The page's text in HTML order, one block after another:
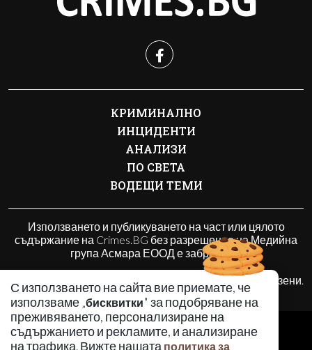
С използването на сайта вие приемате, че
използваме „бисквитки" за подобряване на
преживяването, персонализиране на
съдържанието и рекламите, и анализиране
на трафика. Вижте нашата политика за
КРИМИНАЛНО
ИНЦИДЕНТИ
АНАЛИЗИ
ПО СВЕТА
ВОДЕЩИ ТЕМИ
Използването и публикуването на част или цялото
съдържание на Crimes.BG без разрешение на Медийна
група Асмара ЕООД е забранено.
© 2010 - 2026 | Crimes.BG. Всички права запазени.
РЕКЛАМА
КОНТАКТИ